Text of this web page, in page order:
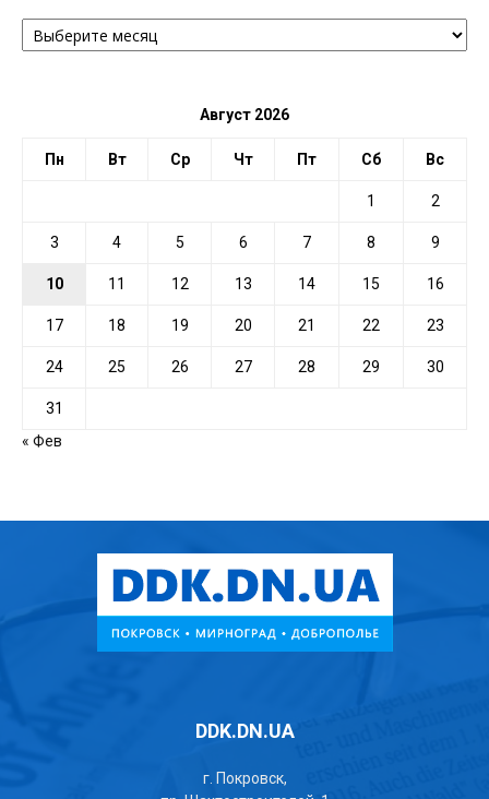
АРХИВ
ПО
Август 2026
Пн Вт Ср Чт Пт Сб Вс
1 2
3 4 5 6 7 8 9
10 11 12 13 14 15 16
17 18 19 20 21 22 23
24 25 26 27 28 29 30
31
« Фев
DDK.DN.UA
г. Покровск,